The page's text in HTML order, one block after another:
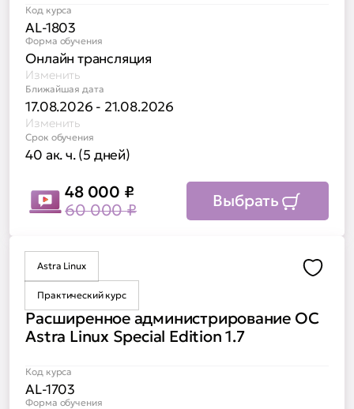
Код курса
AL-1803
Форма обучения
Онлайн трансляция
Изменить
Ближайшая дата
17.08.2026 - 21.08.2026
Изменить
Срок обучения
40 ак. ч. (5 дней)
48 000 ₽
60 000₽ Выбрать
Astra Linux
Практический курс
Расширенное администрирование ОС
Astra Linux Special Edition 1.7
Код курса
AL-1703
Форма обучения